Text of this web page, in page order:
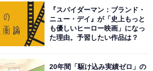
情報は記事公開時のものです。あらか
い。
泊プランを予約すると、売上の一部が
『スパイダーマン：ブランド・
ニュー・デイ』が「史上もっと
も優しいヒーロー映画」になっ
た理由。予習したい作品は？
20年間「駆け込み実績ゼロ」の